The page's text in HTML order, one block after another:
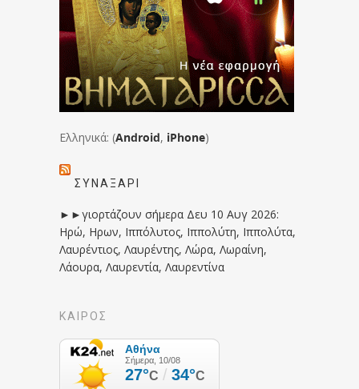
Ελληνικά: (Android, iPhone)
ΣΥΝΑΞΆΡΙ
►►γιορτάζουν σήμερα Δευ 10 Αυγ 2026:
Ηρώ, Ηρων, Ιππόλυτος, Ιππολύτη, Ιππολύτα,
Λαυρέντιος, Λαυρέντης, Λώρα, Λωραίνη,
Λάουρα, Λαυρεντία, Λαυρεντίνα
ΚΑΙΡΟΣ